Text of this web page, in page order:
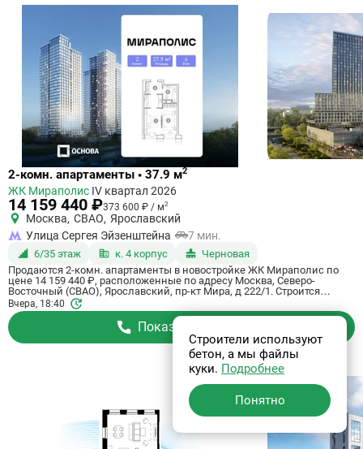
Ссылка
квартиру
2-комн. апартаменты • 37.9 м2
ЖК Мираполис IV квартал 2026
14 159 440 ₽373 600 ₽ / м2
Москва, СВАО, Ярославский
Улица Сергея Эйзенштейна
7 мин.
6/35 этаж к. 4 корпус
Черновая
Продаются 2-комн. апартаменты в новостройке ЖК Мираполис по
цене 14 159 440 ₽, расположенные по адресу Москва, Северо-
Восточный (СВАО), Ярославский, пр-кт Мира, д 222/1. Строится
компанией Основа, ГК. Апартаменты сдаются в 4 квартале 2026 года
с черновой отделкой, в 11 минутах на машине от метро
Ботанический сад. Общая площадь апартаментов - 37.9 кв. м. Этаж 6
из 35. ID апартаментов на СтройкиРУ 686854, сообщите его когда
будете звонить.
Вчера, 18:40
Показать телефон
Строители используют
бетон, а мы файлы
куки. Подробнее
Понятно